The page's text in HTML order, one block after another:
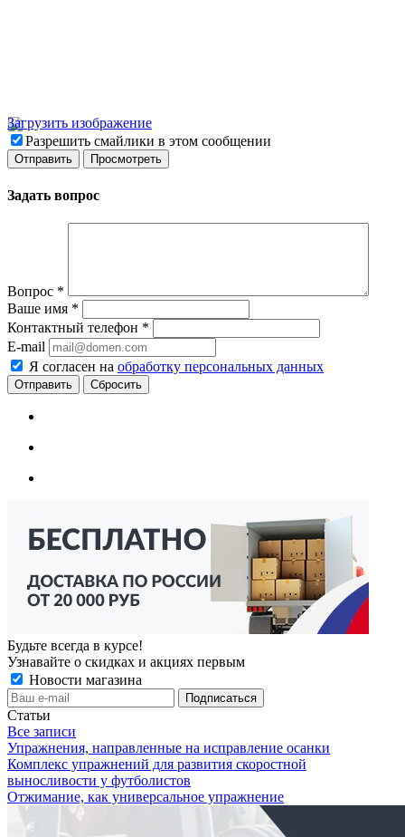
Загрузить изображение
Разрешить смайлики в этом сообщении
Задать вопрос
Вопрос *
Ваше имя *
Контактный телефон *
E-mail
Я согласен на обработку персональных данных
Сбросить
Будьте всегда в курсе!
Узнавайте о скидках и акциях первым
Новости магазина
Статьи
Все записи
Упражнения, направленные на исправление осанки
Комплекс упражнений для развития скоростной
выносливости у футболистов
Отжимание, как универсальное упражнение